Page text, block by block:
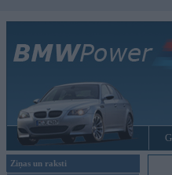
Ziņas un raksti